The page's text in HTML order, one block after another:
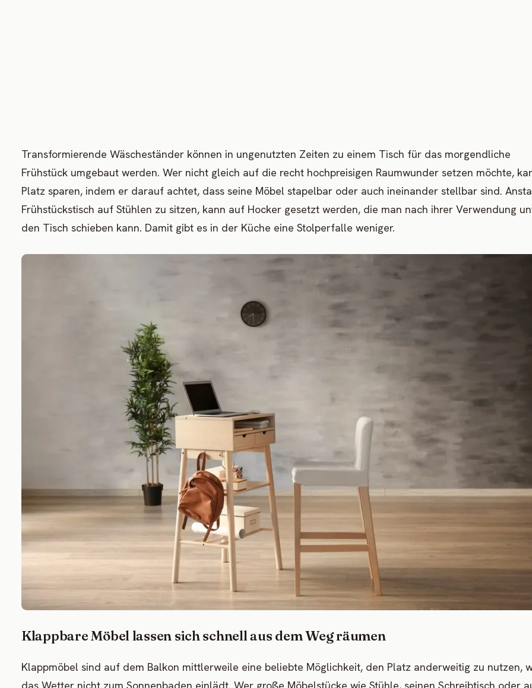
Transformierende Wäscheständer können in ungenutzten Zeiten zu einem Tisch für das morgendliche
Frühstück umgebaut werden. Wer nicht gleich auf die recht hochpreisigen Raumwunder setzen möchte,
Platz sparen, indem er darauf achtet, dass seine Möbel stapelbar oder auch ineinander stellbar sind.
Frühstückstisch auf Stühlen zu sitzen, kann auf Hocker gesetzt werden, die man nach ihrer Verwendung
den Tisch schieben kann. Damit gibt es in der Küche eine Stolperfalle weniger.
Klappbare Möbel lassen sich schnell aus dem Weg räumen
Klappmöbel sind auf dem Balkon mittlerweile eine beliebte Möglichkeit, den Platz anderweitig zu nutzen,
das Wetter nicht zum Sonnenbaden einlädt. Wer große Möbelstücke wie Stühle, seinen Schreibtisch oder